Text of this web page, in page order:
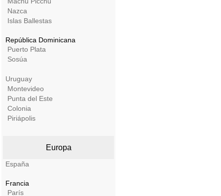
Nazca
Islas Ballestas
República Dominicana
Puerto Plata
Sosúa
Uruguay
Montevideo
Punta del Este
Colonia
Piriápolis
Europa
España
Francia
París